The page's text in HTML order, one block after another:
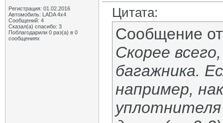
Регистрация: 01.02.2016
Автомобиль: LADA 4x4
Сообщений: 4
Сказал(а) спасибо: 3
Поблагодарили 0 раз(а) в 0
сообщениях
Цитата:
Сообщение
Скорее
багажника.
например,